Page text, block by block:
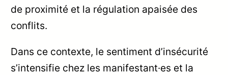
de proximité et la régulation apaisée des
conflits.
Dans ce contexte, le sentiment d’insécurité
s’intensifie chez les manifestant·es et la